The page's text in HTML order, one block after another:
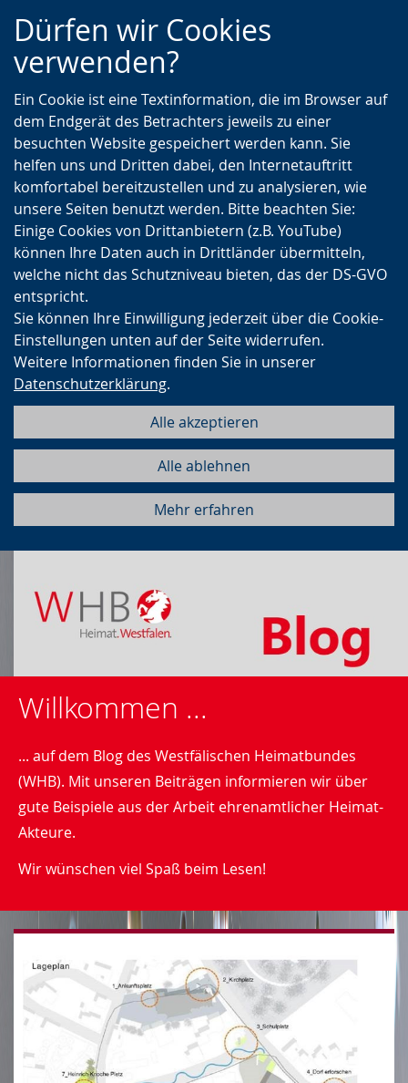
Zur
Hauptnavigation
Zur
Seitennavigation
Zum
Inhalt
Dürfen wir Cookies
verwenden?
Ein Cookie ist eine Textinformation, die im Browser auf
dem Endgerät des Betrachters jeweils zu einer
besuchten Website gespeichert werden kann. Sie
helfen uns und Dritten dabei, den Internetauftritt
komfortabel bereitzustellen und zu analysieren, wie
unsere Seiten benutzt werden. Bitte beachten Sie:
Einige Cookies von Drittanbietern (z.B. YouTube)
können Ihre Daten auch in Drittländer übermitteln,
welche nicht das Schutzniveau bieten, das der DS-GVO
entspricht.
Sie können Ihre Einwilligung jederzeit über die Cookie-
Einstellungen unten auf der Seite widerrufen.
Weitere Informationen finden Sie in unserer
Datenschutzerklärung.
Alle akzeptieren
Alle ablehnen
Mehr erfahren
Willkommen ...
... auf dem Blog des Westfälischen Heimatbundes
(WHB). Mit unseren Beiträgen informieren wir über
gute Beispiele aus der Arbeit ehrenamtlicher Heimat-
Akteure.
Wir wünschen viel Spaß beim Lesen!